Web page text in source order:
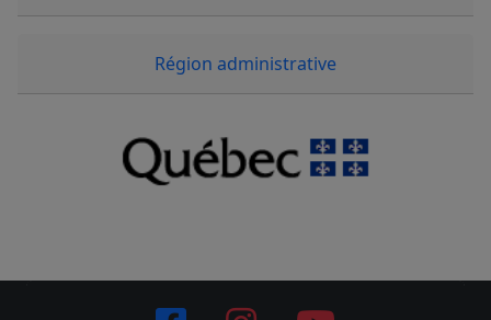
Région administrative